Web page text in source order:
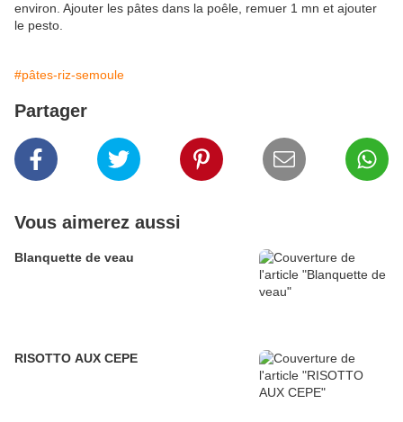
environ. Ajouter les pâtes dans la poêle, remuer 1 mn et ajouter
le pesto.
#pâtes-riz-semoule
Partager
Vous aimerez aussi
Blanquette de veau
RISOTTO AUX CEPE